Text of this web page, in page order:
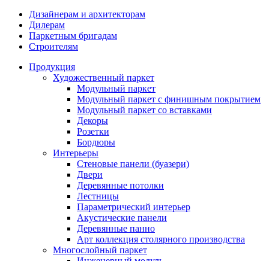
Дизайнерам и архитекторам
Дилерам
Паркетным бригадам
Строителям
Продукция
Художественный паркет
Модульный паркет
Модульный паркет с финишным покрытием
Модульный паркет со вставками
Декоры
Розетки
Бордюры
Интерьеры
Стеновые панели (буазери)
Двери
Деревянные потолки
Лестницы
Параметрический интерьер
Акустические панели
Деревянные панно
Арт коллекция столярного производства
Многослойный паркет